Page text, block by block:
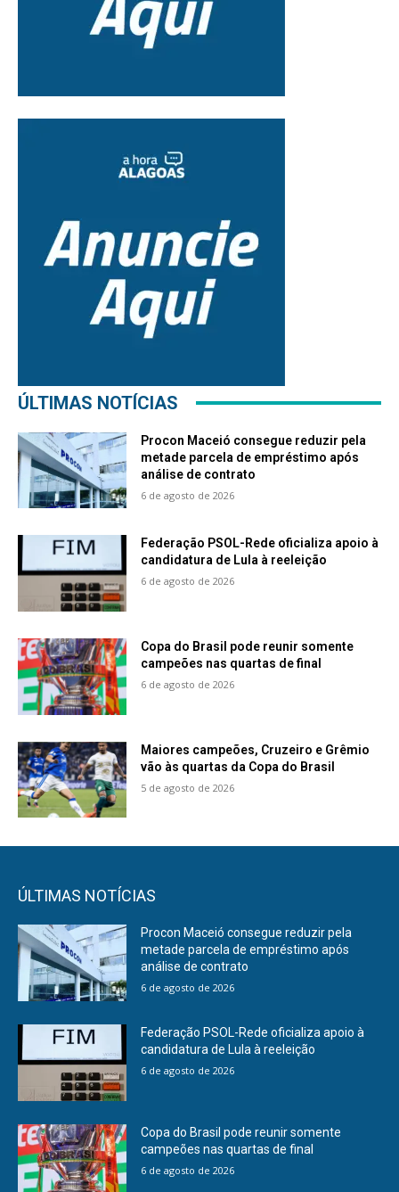
ÚLTIMAS NOTÍCIAS
Procon Maceió consegue reduzir pela
metade parcela de empréstimo após
análise de contrato
6 de agosto de 2026
Federação PSOL-Rede oficializa apoio à
candidatura de Lula à reeleição
6 de agosto de 2026
Copa do Brasil pode reunir somente
campeões nas quartas de final
6 de agosto de 2026
Maiores campeões, Cruzeiro e Grêmio
vão às quartas da Copa do Brasil
5 de agosto de 2026
ÚLTIMAS NOTÍCIAS
Procon Maceió consegue reduzir pela
metade parcela de empréstimo após
análise de contrato
6 de agosto de 2026
Federação PSOL-Rede oficializa apoio à
candidatura de Lula à reeleição
6 de agosto de 2026
Copa do Brasil pode reunir somente
campeões nas quartas de final
6 de agosto de 2026